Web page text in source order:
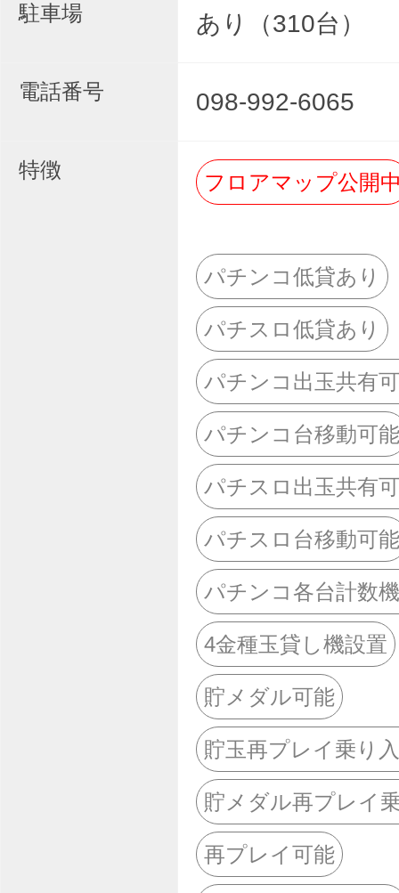
駐車場 あり（310台）
電話番号 098-992-6065
特徴
フロアマップ公開
パチンコ低貸あり
パチスロ低貸あり
パチンコ出玉共有
パチンコ台移動可能
パチスロ出玉共有
パチスロ台移動可能
パチンコ各台計数
4金種玉貸し機設置
貯メダル可能
貯玉再プレイ乗り
貯メダル再プレイ
再プレイ可能